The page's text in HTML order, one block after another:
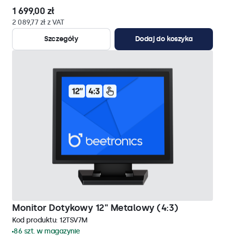
1 699,00 zł
2 089,77 zł z VAT
Szczegóły
Dodaj do koszyka
Monitor Dotykowy 12" Metalowy (4:3)
Kod produktu: 12TSV7M
86 szt. w magazynie